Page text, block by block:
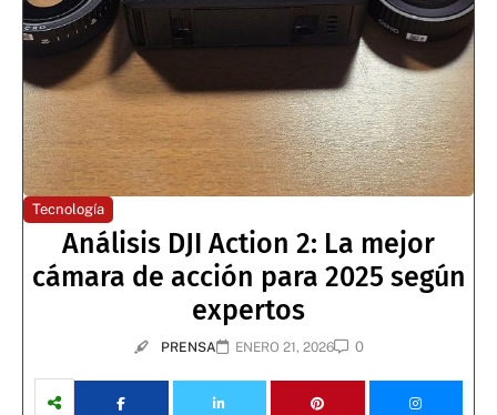
Tecnología
Análisis DJI Action 2: La mejor
cámara de acción para 2025 según
expertos
PRENSA ENERO 21, 2026 0